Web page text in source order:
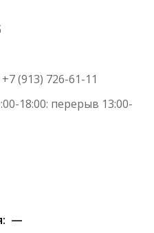
+7 (913) 726-61-11
18:00: перерыв 13:00-
—